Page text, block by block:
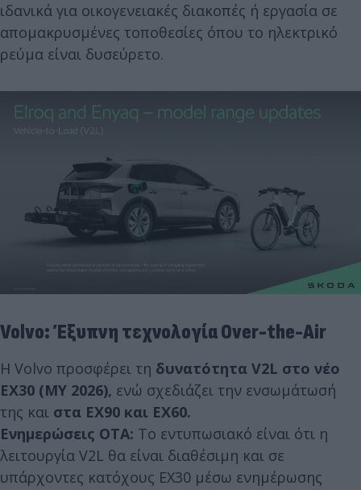
ιδανικά για οικογενειακές διακοπές ή εργασία σε
απομακρυσμένες τοποθεσίες όπου το ηλεκτρικό
ρεύμα είναι δυσεύρετο.
Volvo: Έξυπνη τεχνολογία Over-the-Air
Η Volvo προσφέρει τη δυνατότητα V2L στο νέο
EX30 (MY 2026), ενώ σχεδιάζει την ενσωμάτωσή
της και στα EX90 και EX60.
Ενημερώσεις OTA: Το εντυπωσιακό είναι ότι η
λειτουργία V2L θα είναι διαθέσιμη και σε
υπάρχοντες κατόχους EX30 μέσω ενημέρωσης